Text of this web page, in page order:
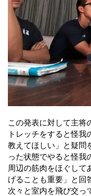
この発表に対して主将
トレッチをすると怪
教えてほしい」と疑問
った状態でやると怪我
周辺の筋肉をほぐして
げることも重要」と回
次々と室内を飛び交っ